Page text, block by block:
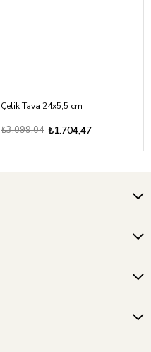
Çelik Tava 24x5,5 cm
₺1.704,47
₺3.099,04